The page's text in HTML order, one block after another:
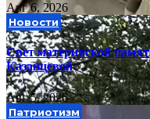
Авг 6, 2026
Новости
Свет материнской
Казанцевой
Авг 5, 2026
Патриотизм